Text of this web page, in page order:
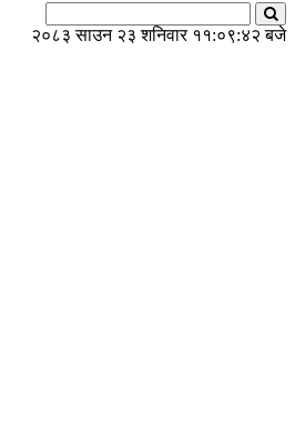
२०८३ साउन २३ शनिवार ११:०९:४२ बजे